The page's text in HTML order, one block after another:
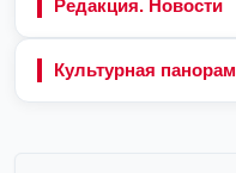
Редакция. Новости
Культурная